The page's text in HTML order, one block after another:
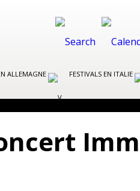
ALLEMAGNE FESTIVALS EN ITALIE